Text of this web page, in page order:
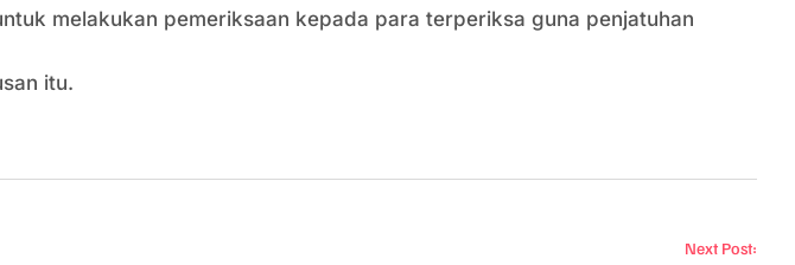
melakukan pemeriksaan kepada para terperiksa guna penjatuhan
itu.
Next Post: